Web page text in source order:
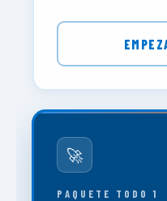
🚀
PAQUETE TODO 1